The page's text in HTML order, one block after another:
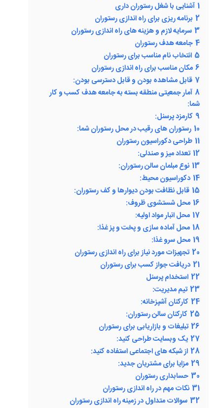
1 آشنایی با شغل رستوران داری
2 برنامه ریزی برای راه اندازی رستوران
3 سرمایه لازم و هزینه های راه اندازی رستوران
4 جامعه هدف رستوران
5 انتخاب نام مناسب برای رستوران
6 مکان مناسب برای راه اندازی رستوران
7 قابل مشاهده بودن و قابل دسترسی بودن:
8 آمار جمعیتی منطقه بسته به جامعه هدف کسب و کار
شما:
9 کارمزد پرسنل:
10 رستوران های رقیب در محل رستوران شما:
11 طراحی دکوراسیون رستوران
12 تعداد میز و صندلی:
13 نوع مبلمان سالن رستوران:
14 دکوراسیون محیط:
15 قابل نظافت بودن دیوارها و کف رستوران:
16 محل شستشوی ظروف:
17 محل انبار مواد اولیه:
18 محل آماده سازی و پخت و پز غذا:
19 محل سرو غذا:
20 تجهیزات مورد نیاز برای راه اندازی رستوران
21 دریافت جواز کسب برای رستوران
22 استخدام پرسنل
23 تیم مدیریت:
24 کارکنان آشپزخانه:
25 کارکنان سالن رستوران:
26 تبلیغات و بازاریابی برای رستوران
27 یک وبسایت طراحی کنید:
28 از شبکه های اجتماعی استفاده کنید:
29 مزایا برای مشتریان جدید:
30 حسابداری رستوران
31 نکات مهم در راه اندازی رستوران
32 سوالات متداول در زمینه راه اندازی رستوران